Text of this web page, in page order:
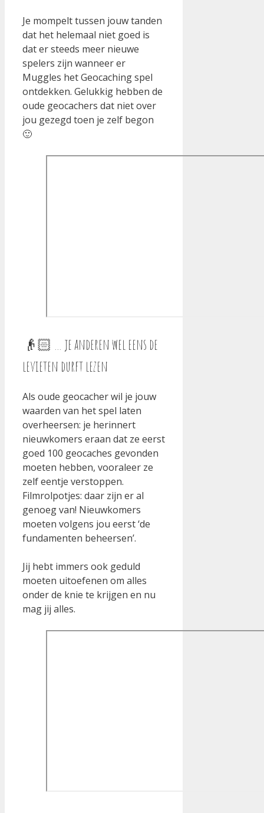
Je mompelt tussen jouw tanden
dat het helemaal niet goed is
dat er steeds meer nieuwe
spelers zijn wanneer er
Muggles het Geocaching spel
ontdekken. Gelukkig hebben de
oude geocachers dat niet over
jou gezegd toen je zelf begon
🙂
👴🏻 … je anderen wel eens de
levieten durft lezen
Als oude geocacher wil je jouw
waarden van het spel laten
overheersen: je herinnert
nieuwkomers eraan dat ze eerst
goed 100 geocaches gevonden
moeten hebben, vooraleer ze
zelf eentje verstoppen.
Filmrolpotjes: daar zijn er al
genoeg van! Nieuwkomers
moeten volgens jou eerst ‘de
fundamenten beheersen’.
Jij hebt immers ook geduld
moeten uitoefenen om alles
onder de knie te krijgen en nu
mag jij alles.